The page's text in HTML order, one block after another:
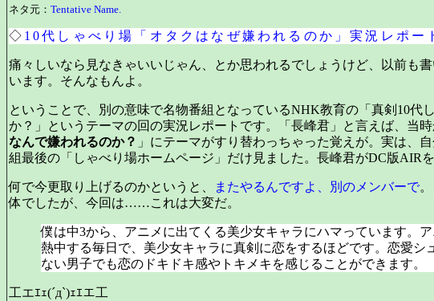
ネタ元： Tentative Name.
◇ 10代しゃべり場「オタクはなぜ嫌われるのか」実況レポー
痛々しいなら見なきゃいいじゃん、とか思われるでしょうけど、以前も
います。そんなもんよ。
ということで、別の意味で名物番組となっているNHK教育の「真剣10
か？」というテーマの回の実況レポートです。「長峰君」と言えば、当
なんで嫌われるのか？ 」にテーマがすり替わっちゃった覚えが。実は、
組最後の「しゃべり場ホームページ」だけ見ました。長峰君がDC版AIR
何で今更取り上げるのかというと、 またやるんですよ、別のメンバーで
体でしたが、今回は……これは大変だ。
僕は中3から、アニメに出てくる美少女キャラにハマっています。
熱中する毎日で、美少女キャラに真剣に恋をするほどです。恋愛
ない男子でも恋のドキドキ感やトキメキを感じることができます。
工エｴｪ(´д`)ｪｴエ工